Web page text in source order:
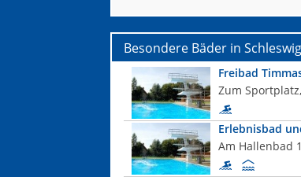
Besondere Bäder in
Freibad
Zum
Erlebnisbad
Am Hallenbad